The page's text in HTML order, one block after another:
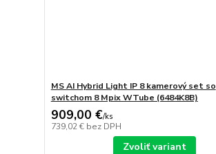
MS AI Hybrid Light IP 8 kamerový set so
switchom 8 Mpix WTube (6484K8B)
909,00 €/ks
739,02 € bez DPH
Zvoliť variant